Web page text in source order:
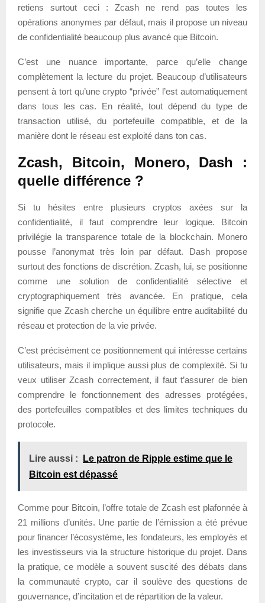
retiens surtout ceci : Zcash ne rend pas toutes les
opérations anonymes par défaut, mais il propose un niveau
de confidentialité beaucoup plus avancé que Bitcoin.
C’est une nuance importante, parce qu’elle change
complètement la lecture du projet. Beaucoup d’utilisateurs
pensent à tort qu’une crypto “privée” l’est automatiquement
dans tous les cas. En réalité, tout dépend du type de
transaction utilisé, du portefeuille compatible, et de la
manière dont le réseau est exploité dans ton cas.
Zcash, Bitcoin, Monero, Dash :
quelle différence ?
Si tu hésites entre plusieurs cryptos axées sur la
confidentialité, il faut comprendre leur logique. Bitcoin
privilégie la transparence totale de la blockchain. Monero
pousse l’anonymat très loin par défaut. Dash propose
surtout des fonctions de discrétion. Zcash, lui, se positionne
comme une solution de confidentialité sélective et
cryptographiquement très avancée. En pratique, cela
signifie que Zcash cherche un équilibre entre auditabilité du
réseau et protection de la vie privée.
C’est précisément ce positionnement qui intéresse certains
utilisateurs, mais il implique aussi plus de complexité. Si tu
veux utiliser Zcash correctement, il faut t’assurer de bien
comprendre le fonctionnement des adresses protégées,
des portefeuilles compatibles et des limites techniques du
protocole.
Lire aussi :
Le patron de Ripple estime que le
Bitcoin est dépassé
Comme pour Bitcoin, l’offre totale de Zcash est plafonnée à
21 millions d’unités. Une partie de l’émission a été prévue
pour financer l’écosystème, les fondateurs, les employés et
les investisseurs via la structure historique du projet. Dans
la pratique, ce modèle a souvent suscité des débats dans
la communauté crypto, car il soulève des questions de
gouvernance, d’incitation et de répartition de la valeur.